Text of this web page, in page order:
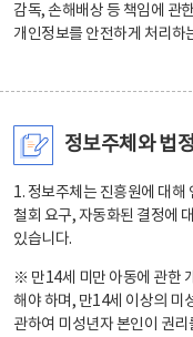
감독, 손해배상 등 책임에 관
개인정보를 안전하게 처리하
정보주체와 법
1. 정보주체는 진흥원에 대해
철회 요구, 자동화된 결정에
있습니다.
※ 만14세 미만 아동에 관한
해야 하며, 만14세 이상의 미
관하여 미성년자 본인이 권